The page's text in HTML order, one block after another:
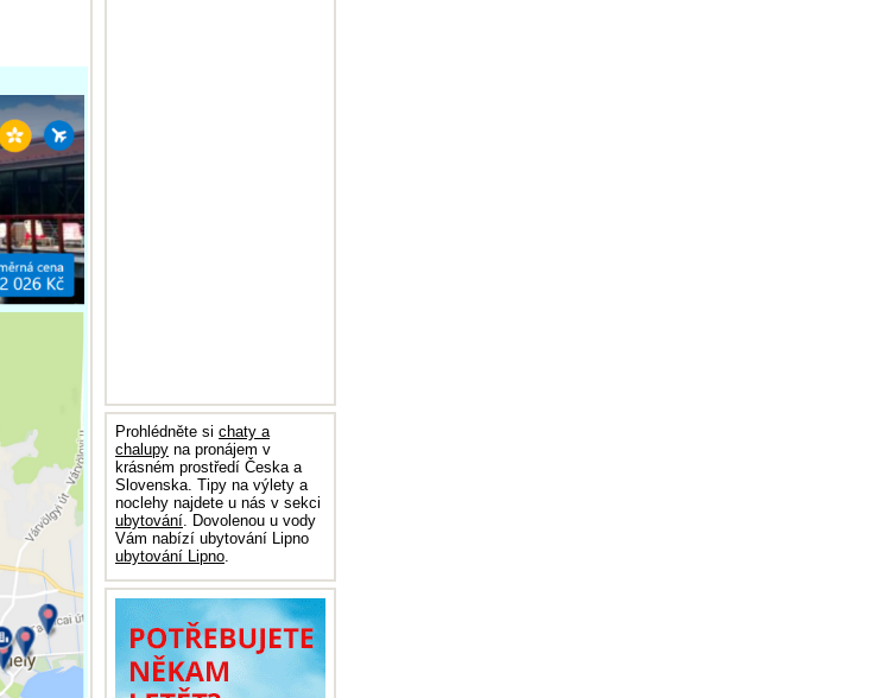
Prohlédněte si chaty a
chalupy na pronájem v
krásném prostředí Česka a
Slovenska. Tipy na výlety a
noclehy najdete u nás v sekci
ubytování. Dovolenou u vody
Vám nabízí ubytování Lipno
ubytování Lipno.